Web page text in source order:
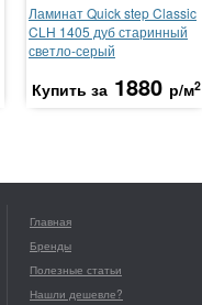
Ламинат Quick step Classic
CLH 1405 дуб старинный
светло-серый
Купить за 1880 р/м2
Главная
Бренды
Полезные статьи
Нашли дешевле?